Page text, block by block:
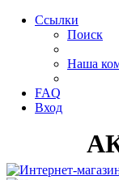
Ссылки
Поиск
Наша
FAQ
Вход